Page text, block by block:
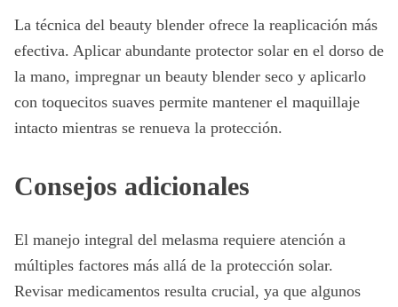
La técnica del beauty blender ofrece la reaplicación más
efectiva. Aplicar abundante protector solar en el dorso de
la mano, impregnar un beauty blender seco y aplicarlo
con toquecitos suaves permite mantener el maquillaje
intacto mientras se renueva la protección.
Consejos adicionales
El manejo integral del melasma requiere atención a
múltiples factores más allá de la protección solar.
Revisar medicamentos resulta crucial, ya que algunos